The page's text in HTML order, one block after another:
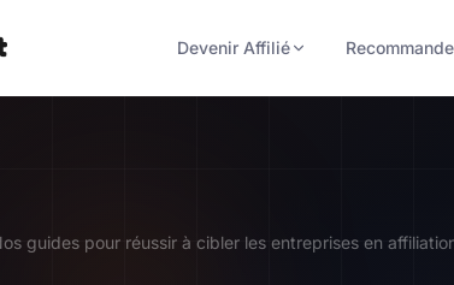
Devenir Affilié
guides pour réussir à cibler les entreprises en